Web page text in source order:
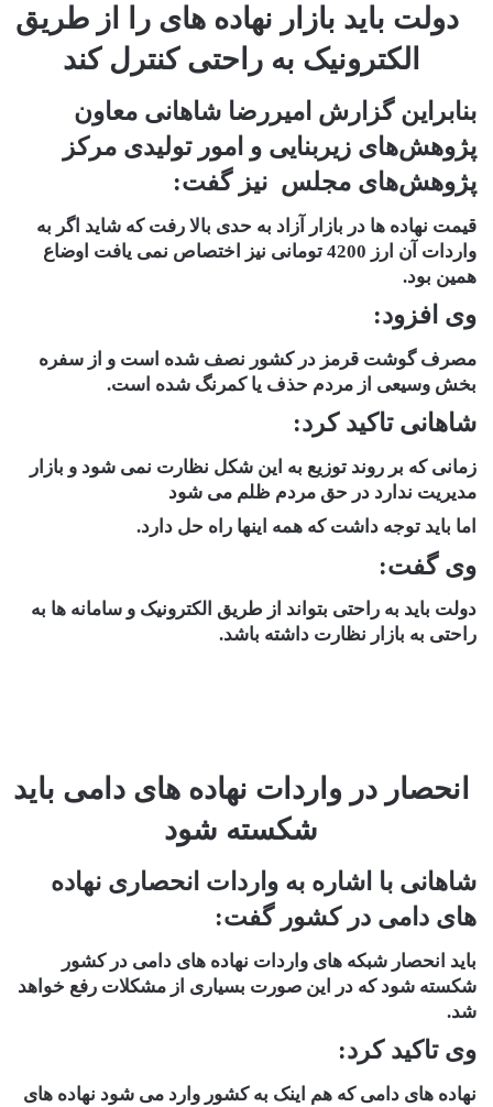
دولت باید بازار نهاده های را از طریق
الکترونیک به راحتی کنترل کند
بنابراین گزارش امیررضا شاهانی معاون
پژوهش‌های زیربنایی و امور تولیدی مرکز
پژوهش‌های مجلس نیز گفت:
قیمت نهاده ها در بازار آزاد به حدی بالا رفت که شاید اگر به
واردات آن ارز 4200 تومانی نیز اختصاص نمی یافت اوضاع
همین بود.
وی افزود:
مصرف گوشت قرمز در کشور نصف شده است و از سفره
بخش وسیعی از مردم حذف یا کمرنگ شده است.
شاهانی تاکید کرد:
زمانی که بر روند توزیع به این شکل نظارت نمی شود و بازار
مدیریت ندارد در حق مردم ظلم می شود
اما باید توجه داشت که همه اینها راه حل دارد.
وی گفت:
دولت باید به راحتی بتواند از طریق الکترونیک و سامانه ها به
راحتی به بازار نظارت داشته باشد.
انحصار در واردات نهاده های دامی باید
شکسته شود
شاهانی با اشاره به واردات انحصاری نهاده
های دامی در کشور گفت:
باید انحصار شبکه های واردات نهاده های دامی در کشور
شکسته شود که در این صورت بسیاری از مشکلات رفع خواهد
شد.
وی تاکید کرد:
نهاده های دامی که هم اینک به کشور وارد می شود نهاده های